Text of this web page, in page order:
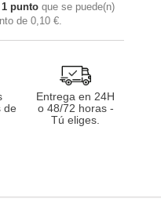
1 punto que se puede(n)
de 0,10 €.
de
Entrega en 24H
o 48/72 horas -
Tú eliges.